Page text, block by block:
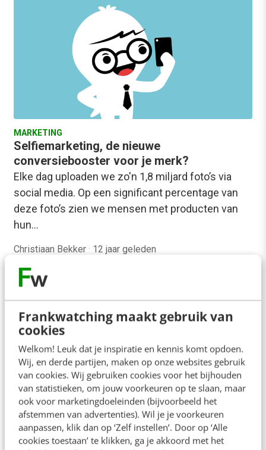
Frankwatching maakt gebruik van
cookies
Welkom! Leuk dat je inspiratie en kennis komt opdoen.
Wij, en derde partijen, maken op onze websites gebruik
van cookies. Wij gebruiken cookies voor het bijhouden
van statistieken, om jouw voorkeuren op te slaan, maar
ook voor marketingdoeleinden (bijvoorbeeld het
afstemmen van advertenties). Wil je je voorkeuren
aanpassen, klik dan op ‘Zelf instellen’. Door op ‘Alle
cookies toestaan’ te klikken, ga je akkoord met het
MARKETING
Selfiemarketing, de nieuwe
conversiebooster voor je merk?
Elke dag uploaden we zo'n 1,8 miljard foto’s via
social media. Op een significant percentage van
deze foto’s zien we mensen met producten van
hun…
Christiaan Bekker · 12 jaar geleden
KLANTCONTACT & CX
De Suicide Selfie: loopt het fenomeen uit de